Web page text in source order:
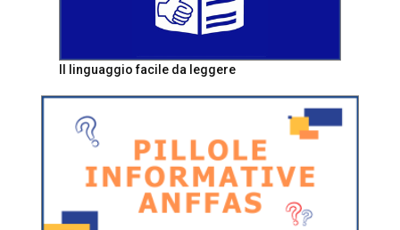
Il linguaggio facile da leggere